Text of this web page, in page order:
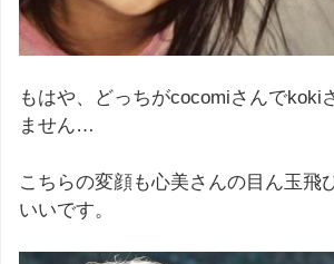
もはや、どっちがcocomiさんでkoki
ません…
こちらの変顔も心美さんの目ん玉飛
いいです。